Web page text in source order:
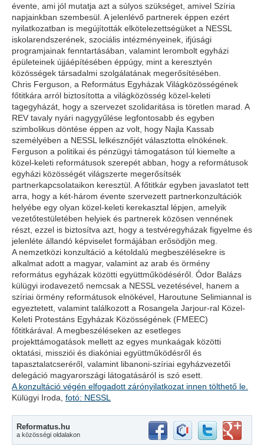
évente, ami jól mutatja azt a súlyos szükséget, amivel Szíria
napjainkban szembesül. A jelenlévő partnerek éppen ezért
nyilatkozatban is megújították elkötelezettségüket a NESSL
iskolarendszerének, szociális intézményeinek, ifjúsági
programjainak fenntartásában, valamint lerombolt egyházi
épületeinek újjáépítésében éppúgy, mint a keresztyén
közösségek társadalmi szolgálatának megerősítésében.
Chris Ferguson, a Református Egyházak Világközösségének
főtitkára arról biztosította a világközösség közel-keleti
tagegyházát, hogy a szervezet szolidaritása is töretlen marad. A
REV tavaly nyári nagygyűlése legfontosabb és egyben
szimbolikus döntése éppen az volt, hogy Najla Kassab
személyében a NESSL lelkésznőjét választotta elnökének.
Ferguson a politikai és pénzügyi támogatáson túl kiemelte a
közel-keleti reformátusok szerepét abban, hogy a reformátusok
egyházi közösségét világszerte megerősítsék
partnerkapcsolataikon keresztül. A főtitkár egyben javaslatot tett
arra, hogy a két-három évente szervezett partnerkonzultációk
helyébe egy olyan közel-keleti kerekasztal lépjen, amelyik
vezetőtestületében helyiek és partnerek közösen vennének
részt, ezzel is biztosítva azt, hogy a testvéregyházak figyelme és
jelenléte állandó képviselet formájában erősödjön meg.
A nemzetközi konzultáció a kétoldalú megbeszélésekre is
alkalmat adott a magyar, valamint az arab és örmény
református egyházak közötti együttműködéséről. Ódor Balázs
külügyi irodavezető nemcsak a NESSL vezetésével, hanem a
szíriai örmény reformátusok elnökével, Haroutune Selimiannal is
egyeztetett, valamint találkozott a Rosangela Jarjour-ral Közel-
Keleti Protestáns Egyházak Közösségének (FMEEC)
főtitkárával. A megbeszéléseken az esetleges
projekttámogatások mellett az egyes munkaágak közötti
oktatási, missziói és diakóniai együttműködésről és
tapasztalatcseréről, valamint libanoni-szíriai egyházvezetői
delegáció magyarországi látogatásáról is szó esett.
A konzultáció végén elfogadott zárónyilatkozat innen tölthető le.
Külügyi Iroda, fotó: NESSL
Reformatus.hu
a közösségi oldalakon